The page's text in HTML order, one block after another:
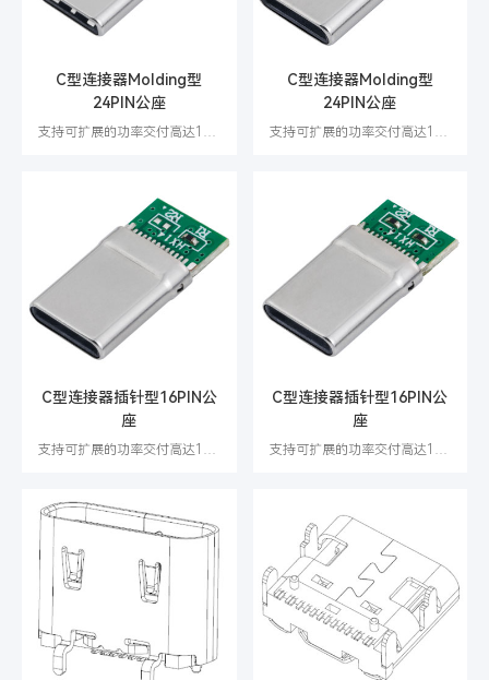
C型连接器Molding型
24PIN公座
支持可扩展的功率交付高达100W
C型连接器Molding型
24PIN公座
支持可扩展的功率交付高达100W
C型连接器插针型16PIN公
座
C型连接器插针型16PIN公
座